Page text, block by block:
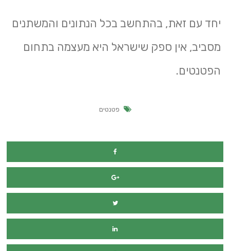
יחד עם זאת, בהתחשב בכל הנתונים והמשתנים
מסביב, אין ספק שישראל היא מעצמה בתחום
הפטנטים.
פטנטים